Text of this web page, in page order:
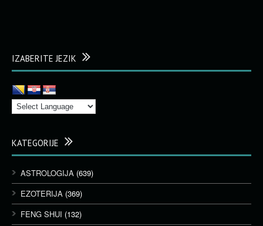
IZABERITE JEZIK
KATEGORIJE
ASTROLOGIJA (639)
EZOTERIJA (369)
FENG SHUI (132)